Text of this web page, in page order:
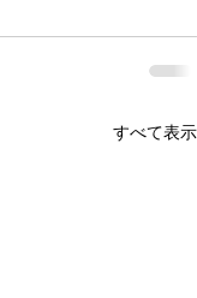
すべて表示